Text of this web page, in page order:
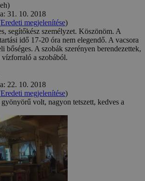
31. 10. 2018
Eredeti megjelenítése)
segítőkész személyzet. Köszönöm. A
idő 17-20 óra nem elegendő. A vacsora
bőséges. A szobák szerényen berendezettek,
a szobából.
22. 10. 2018
Eredeti megjelenítése)
volt, nagyon tetszett, kedves a